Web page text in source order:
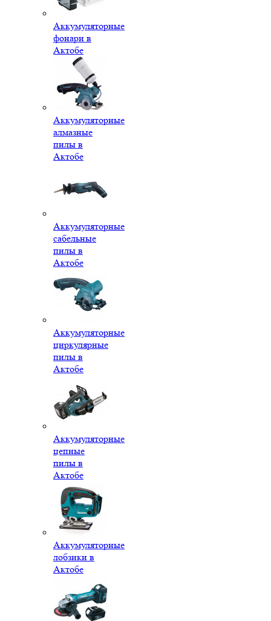
Аккумуляторные
фонари в
Актобе
Аккумуляторные
алмазные
пилы в
Актобе
Аккумуляторные
сабельные
пилы в
Актобе
Аккумуляторные
циркулярные
пилы в
Актобе
Аккумуляторные
цепные
пилы в
Актобе
Аккумуляторные
лобзики в
Актобе